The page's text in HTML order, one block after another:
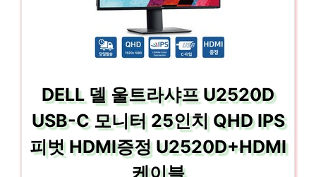
DELL 델 울트라샤프 U2520D
USB-C 모니터 25인치 QHD IPS
피벗 HDMI증정 U2520D+HDMI
케이블